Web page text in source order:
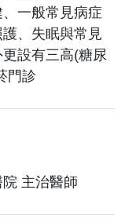
一般常見病症
、失眠與常見
設有三高(糖尿
門診
主治醫師